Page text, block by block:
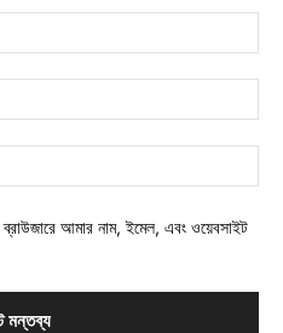
আমার নাম, ইমেল, এবং ওয়েবসাইট